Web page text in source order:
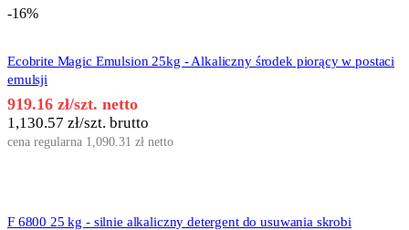
-16%
Ecobrite Magic Emulsion 25kg - Alkaliczny środek piorący w postaci
emulsji
919.16 zł/szt. netto
1,130.57 zł/szt. brutto
cena regularna 1,090.31 zł netto
F 6800 25 kg - silnie alkaliczny detergent do usuwania skrobi